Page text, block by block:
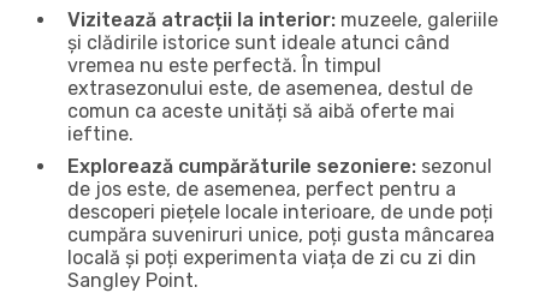
Vizitează atracții la interior: muzeele, galeriile
și clădirile istorice sunt ideale atunci când
vremea nu este perfectă. În timpul
extrasezonului este, de asemenea, destul de
comun ca aceste unități să aibă oferte mai
ieftine.
Explorează cumpărăturile sezoniere: sezonul
de jos este, de asemenea, perfect pentru a
descoperi piețele locale interioare, de unde poți
cumpăra suveniruri unice, poți gusta mâncarea
locală și poți experimenta viața de zi cu zi din
Sangley Point.